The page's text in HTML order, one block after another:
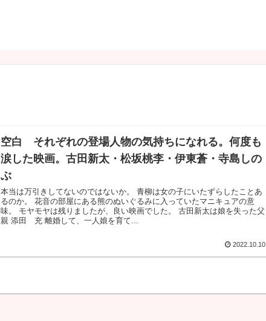
空白 それぞれの登場人物の気持ちになれる。何度も
涙した映画。古田新太・松坂桃李・伊東蒼・寺島しの
ぶ
本当は万引きしてないのではないか。 青柳は女の子にいたずらしたことあ
るのか。 花音の部屋にある熊のぬいぐるみに入っていたマニキュアの意
味。 モヤモヤは残りましたが、良い映画でした。 古田新太は娘を失った父
親 添田 充 離婚して、一人娘を育て...
2022.10.10